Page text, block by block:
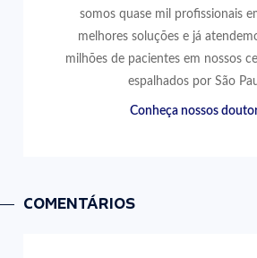
somos quase mil profissionais
melhores soluções e já
milhões de pacientes em nossos
espalhados por São
Conheça nossos
COMENTÁRIOS